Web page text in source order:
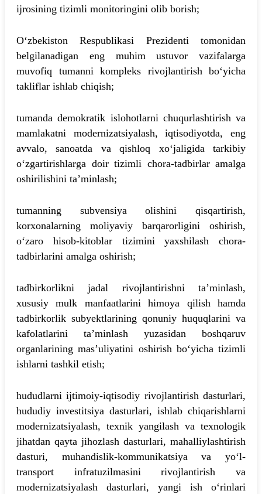
ijrosining tizimli monitoringini olib borish;
O‘zbekiston Respublikasi Prezidenti tomonidan
belgilanadigan eng muhim ustuvor vazifalarga
muvofiq tumanni kompleks rivojlantirish bo‘yicha
takliflar ishlab chiqish;
tumanda demokratik islohotlarni chuqurlashtirish va
mamlakatni modernizatsiyalash, iqtisodiyotda, eng
avvalo, sanoatda va qishloq xo‘jaligida tarkibiy
o‘zgartirishlarga doir tizimli chora-tadbirlar amalga
oshirilishini ta’minlash;
tumanning subvensiya olishini qisqartirish,
korxonalarning moliyaviy barqarorligini oshirish,
o‘zaro hisob-kitoblar tizimini yaxshilash chora-
tadbirlarini amalga oshirish;
tadbirkorlikni jadal rivojlantirishni ta’minlash,
xususiy mulk manfaatlarini himoya qilish hamda
tadbirkorlik subyektlarining qonuniy huquqlarini va
kafolatlarini ta’minlash yuzasidan boshqaruv
organlarining mas’uliyatini oshirish bo‘yicha tizimli
ishlarni tashkil etish;
hududlarni ijtimoiy-iqtisodiy rivojlantirish dasturlari,
hududiy investitsiya dasturlari, ishlab chiqarishlarni
modernizatsiyalash, texnik yangilash va texnologik
jihatdan qayta jihozlash dasturlari, mahalliylashtirish
dasturi, muhandislik-kommunikatsiya va yo‘l-
transport infratuzilmasini rivojlantirish va
modernizatsiyalash dasturlari, yangi ish o‘rinlari